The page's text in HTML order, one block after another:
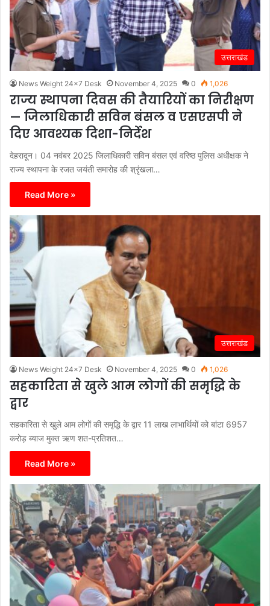
उत्तराखंड
News Weight 24x7 Desk November 4, 2025 0 1,026
राज्य स्थापना दिवस की तैयारियों का निरीक्षण
— जिलाधिकारी सविन बंसल व एसएसपी ने
दिए आवश्यक दिशा-निर्देश
देहरादून। 04 नवंबर 2025 जिलाधिकारी सविन बंसल एवं वरिष्ठ पुलिस अधीक्षक ने
राज्य स्थापना के रजत जयंती समारोह की श्रृंखला…
Read More »
उत्तराखंड
News Weight 24x7 Desk November 4, 2025 0 1,026
सहकारिता से खुले आम लोगों की समृद्धि के
द्वार
सहकारिता से खुले आम लोगों की समृद्धि के द्वार 11 लाख लाभार्थियों को बांटा 6957
करोड़ ब्याज मुक्त ऋण शत-प्रतिशत…
Read More »